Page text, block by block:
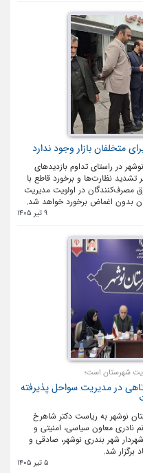
متخلفان بازار وجود ندارد
در راستای تداوم بازدیدهای
تشدید نظارت‌ها و برخورد قاطع با
مصرف‌کنندگان در اولویت مدیریت
بدون اغماض برخورد خواهد شد.
9 تیر 1405
شهرستان است؛
در مدیریت سواحل پذیرفته
نوشهر به ریاست دکتر شاهرخ
نادری معاون سیاسی، امنیتی و
شهر بندری نوشهر، صادقی و
برگزار شد.
5 تیر 1405